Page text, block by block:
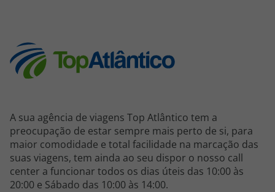
A sua agência de viagens Top Atlântico tem a
preocupação de estar sempre mais perto de si, para
maior comodidade e total facilidade na marcação das
suas viagens, tem ainda ao seu dispor o nosso call
center a funcionar todos os dias úteis das 10:00 às
20:00 e Sábado das 10:00 às 14:00.